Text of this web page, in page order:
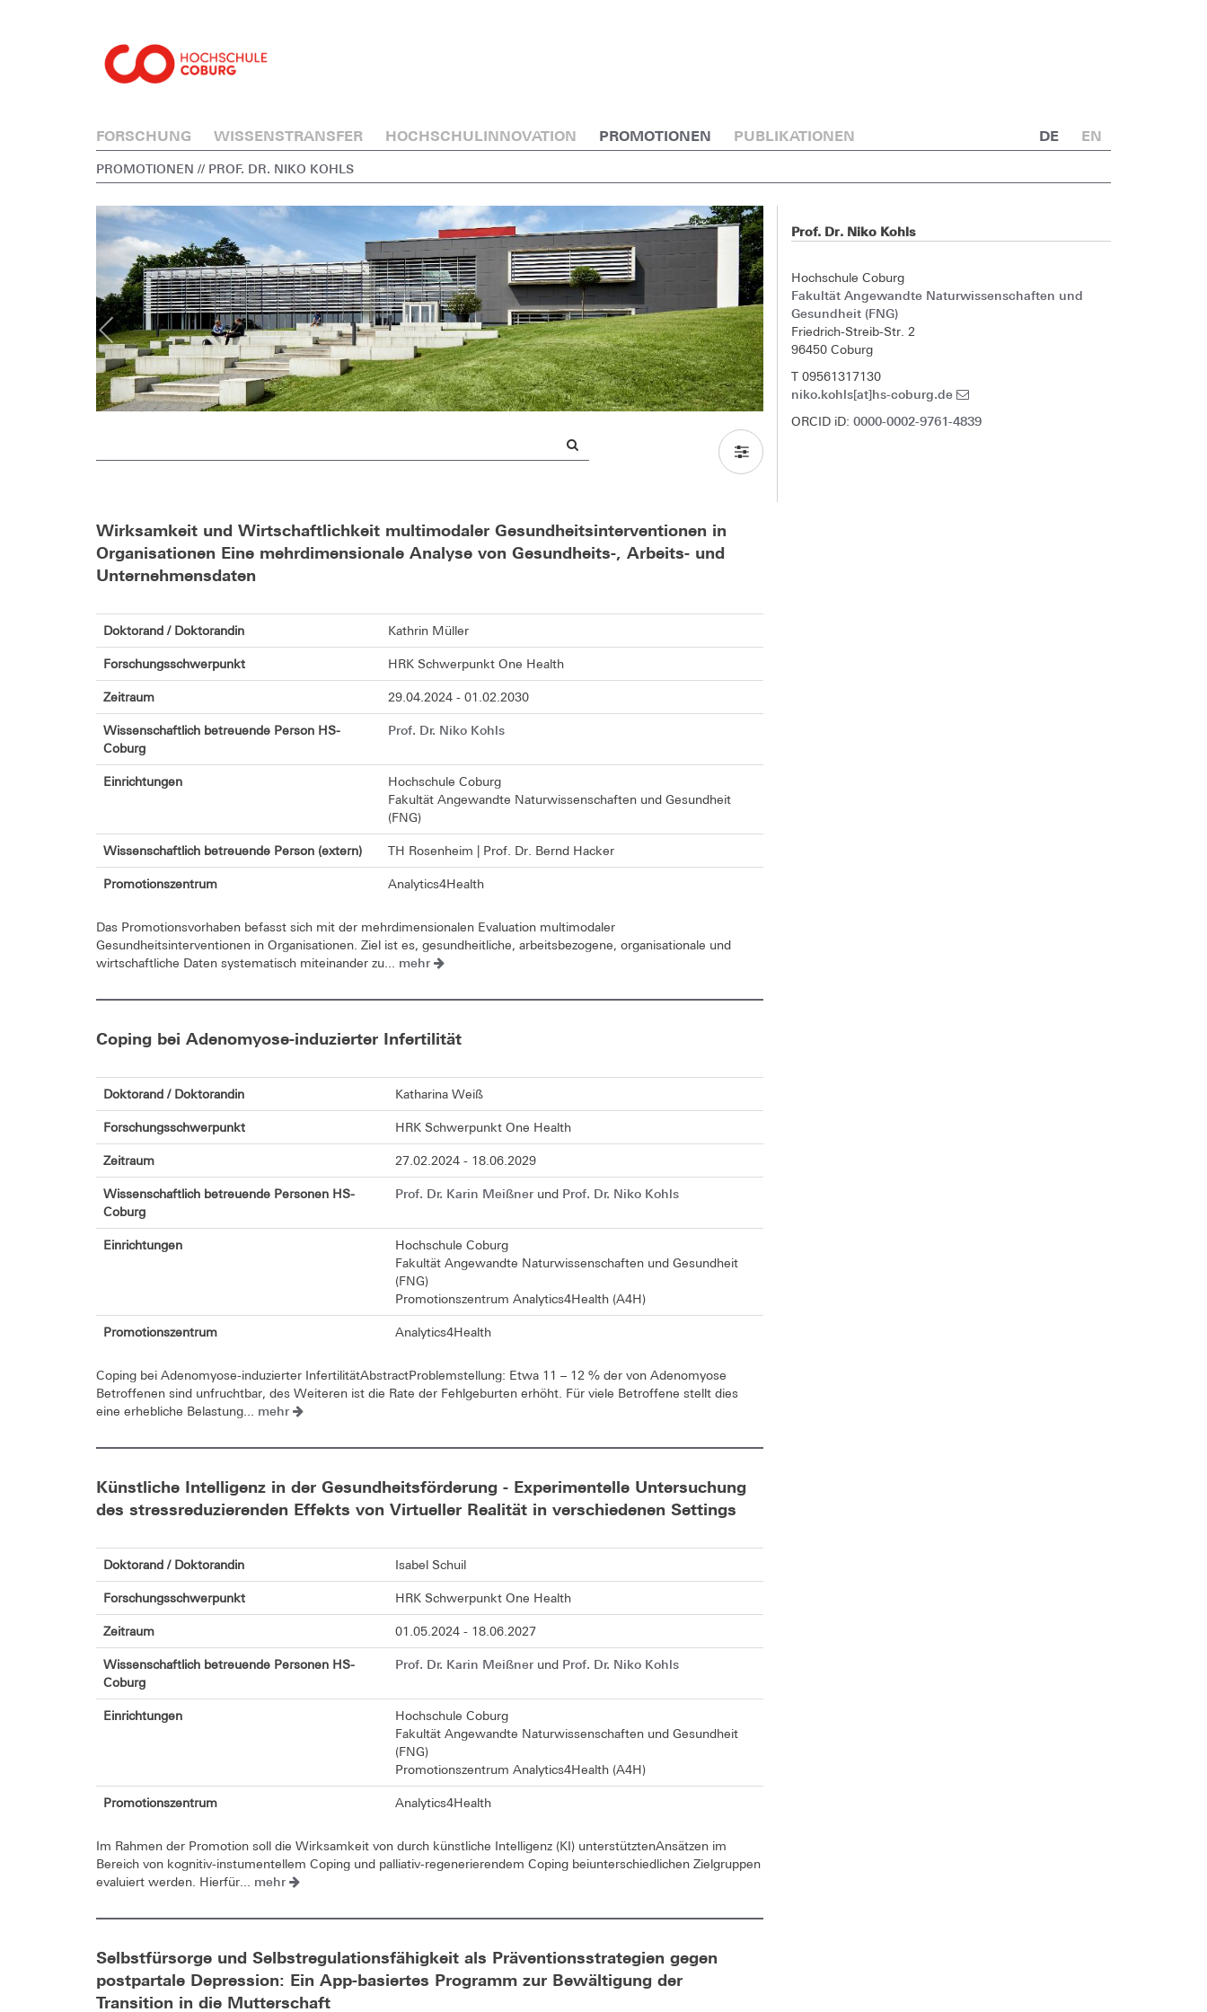
FORSCHUNG WISSENSTRANSFER HOCHSCHULINNOVATION PROMOTIONEN PUBLIKATIONEN DE EN
PROMOTIONEN // PROF. DR. NIKO KOHLS
Wirksamkeit und Wirtschaftlichkeit multimodaler Gesundheitsinterventionen in
Organisationen Eine mehrdimensionale Analyse von Gesundheits-, Arbeits- und
Unternehmensdaten
Doktorand / Doktorandin Kathrin Müller
Forschungsschwerpunkt HRK Schwerpunkt One Health
Zeitraum 29.04.2024 - 01.02.2030
Wissenschaftlich betreuende Person HS-
Coburg
Prof. Dr. Niko Kohls
Einrichtungen
Hochschule Coburg
Fakultät Angewandte Naturwissenschaften und Gesundheit
(FNG)
Wissenschaftlich betreuende Person (extern) TH Rosenheim | Prof. Dr. Bernd Hacker
Promotionszentrum Analytics4Health
Das Promotionsvorhaben befasst sich mit der mehrdimensionalen Evaluation multimodaler
Gesundheitsinterventionen in Organisationen. Ziel ist es, gesundheitliche, arbeitsbezogene, organisationale und
wirtschaftliche Daten systematisch miteinander zu... mehr
Coping bei Adenomyose-induzierter Infertilität
Doktorand / Doktorandin Katharina Weiß
Forschungsschwerpunkt HRK Schwerpunkt One Health
Zeitraum 27.02.2024 - 18.06.2029
Wissenschaftlich betreuende Personen HS-
Coburg
Prof. Dr. Karin Meißnerund Prof. Dr. Niko Kohls
Einrichtungen
Hochschule Coburg
Fakultät Angewandte Naturwissenschaften und Gesundheit
(FNG)
Promotionszentrum Analytics4Health (A4H)
Promotionszentrum Analytics4Health
Coping bei Adenomyose-induzierter InfertilitätAbstractProblemstellung: Etwa 11 – 12 % der von Adenomyose
Betroffenen sind unfruchtbar, des Weiteren ist die Rate der Fehlgeburten erhöht. Für viele Betroffene stellt dies
eine erhebliche Belastung... mehr
Künstliche Intelligenz in der Gesundheitsförderung - Experimentelle Untersuchung
des stressreduzierenden Effekts von Virtueller Realität in verschiedenen Settings
Doktorand / Doktorandin Isabel Schuil
Forschungsschwerpunkt HRK Schwerpunkt One Health
Zeitraum 01.05.2024 - 18.06.2027
Wissenschaftlich betreuende Personen HS-
Coburg
Prof. Dr. Karin Meißnerund Prof. Dr. Niko Kohls
Einrichtungen
Hochschule Coburg
Fakultät Angewandte Naturwissenschaften und Gesundheit
(FNG)
Promotionszentrum Analytics4Health (A4H)
Promotionszentrum Analytics4Health
Im Rahmen der Promotion soll die Wirksamkeit von durch künstliche Intelligenz (KI) unterstütztenAnsätzen im
Bereich von kognitiv-instumentellem Coping und palliativ-regenerierendem Coping beiunterschiedlichen Zielgruppen
evaluiert werden. Hierfür... mehr
Selbstfürsorge und Selbstregulationsfähigkeit als Präventionsstrategien gegen
postpartale Depression: Ein App-basiertes Programm zur Bewältigung der
Transition in die Mutterschaft
Prof. Dr. Niko Kohls
Hochschule Coburg
Fakultät Angewandte Naturwissenschaften und
Gesundheit (FNG)
Friedrich-Streib-Str. 2
96450 Coburg
T 09561317130
niko.kohls[at]hs-coburg.de
ORCID iD:0000-0002-9761-4839